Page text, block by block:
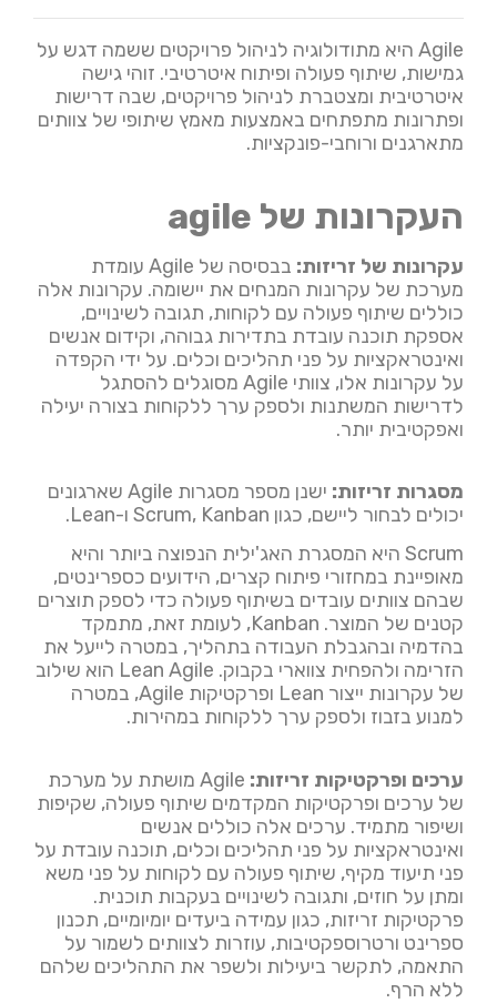
Agile היא מתודולוגיה לניהול פרויקטים ששמה דגש על
גמישות, שיתוף פעולה ופיתוח איטרטיבי. זוהי גישה
איטרטיבית ומצטברת לניהול פרויקטים, שבה דרישות
ופתרונות מתפתחים באמצעות מאמץ שיתופי של צוותים
מתארגנים ורוחבי-פונקציות.
העקרונות של agile
עקרונות של זריזות:
בבסיסה של Agile עומדת
מערכת של עקרונות המנחים את יישומה. עקרונות אלה
כוללים שיתוף פעולה עם לקוחות, תגובה לשינויים,
אספקת תוכנה עובדת בתדירות גבוהה, וקידום אנשים
ואינטראקציות על פני תהליכים וכלים. על ידי הקפדה
על עקרונות אלו, צוותי Agile מסוגלים להסתגל
לדרישות המשתנות ולספק ערך ללקוחות בצורה יעילה
ואפקטיבית יותר.
מסגרות זריזות:
ישנן מספר מסגרות Agile שארגונים
יכולים לבחור ליישם, כגון Scrum, Kanban ו-Lean.
Scrum היא המסגרת האג'ילית הנפוצה ביותר והיא
מאופיינת במחזורי פיתוח קצרים, הידועים כספרינטים,
שבהם צוותים עובדים בשיתוף פעולה כדי לספק תוצרים
קטנים של המוצר. Kanban, לעומת זאת, מתמקד
בהדמיה ובהגבלת העבודה בתהליך, במטרה לייעל את
הזרימה ולהפחית צווארי בקבוק. Lean Agile הוא שילוב
של עקרונות ייצור Lean ופרקטיקות Agile, במטרה
למנוע בזבוז ולספק ערך ללקוחות במהירות.
ערכים ופרקטיקות זריזות:
Agile מושתת על מערכת
של ערכים ופרקטיקות המקדמים שיתוף פעולה, שקיפות
ושיפור מתמיד. ערכים אלה כוללים אנשים
ואינטראקציות על פני תהליכים וכלים, תוכנה עובדת על
פני תיעוד מקיף, שיתוף פעולה עם לקוחות על פני משא
ומתן על חוזים, ותגובה לשינויים בעקבות תוכנית.
פרקטיקות זריזות, כגון עמידה ביעדים יומיומיים, תכנון
ספרינט ורטרוספקטיבות, עוזרות לצוותים לשמור על
התאמה, לתקשר ביעילות ולשפר את התהליכים שלהם
ללא הרף.